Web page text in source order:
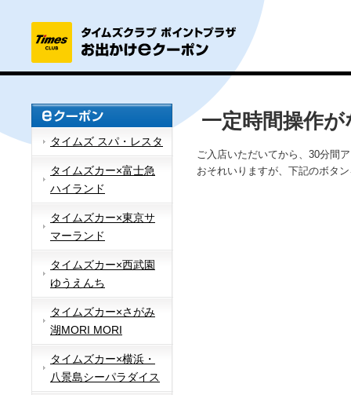
タイムズ スパ・レスタ
タイムズカー×富士急
ハイランド
タイムズカー×東京サ
マーランド
タイムズカー×西武園
ゆうえんち
タイムズカー×さがみ
湖MORI MORI
タイムズカー×横浜・
八景島シーパラダイス
一定時間操作
ご入店いただいてから、30分間
おそれいりますが、下記のボタ